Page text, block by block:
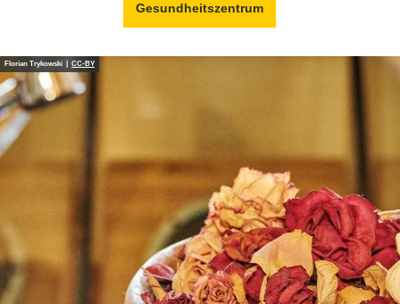
Gesundheitszentrum
Florian Trykowski | CC-BY